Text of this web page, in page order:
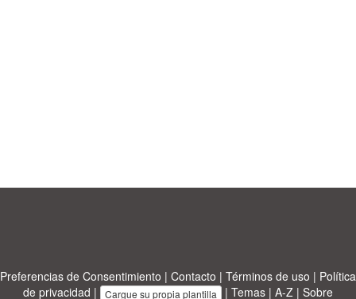
Preferencias de Consentimiento | Contacto | Términos de uso | Política
de privacidad | Cargue su propia plantilla | Temas | A-Z | Sobre